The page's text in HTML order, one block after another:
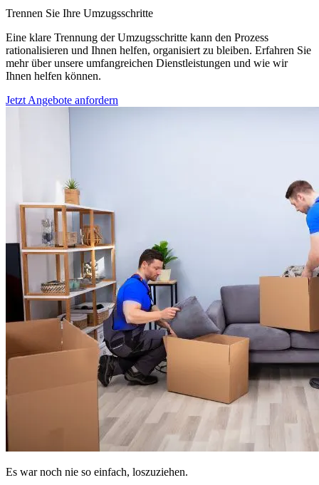
Trennen Sie Ihre Umzugsschritte
Eine klare Trennung der Umzugsschritte kann den Prozess
rationalisieren und Ihnen helfen, organisiert zu bleiben. Erfahren Sie
mehr über unsere umfangreichen Dienstleistungen und wie wir
Ihnen helfen können.
Jetzt Angebote anfordern
Es war noch nie so einfach, loszuziehen.